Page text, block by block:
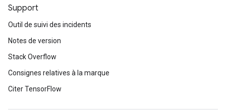
Support
Outil de suivi des incidents
Notes de version
Stack Overflow
Consignes relatives à la marque
Citer TensorFlow